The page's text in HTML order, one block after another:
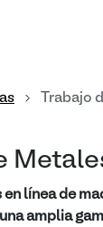
Trabajo
en línea de
amplia